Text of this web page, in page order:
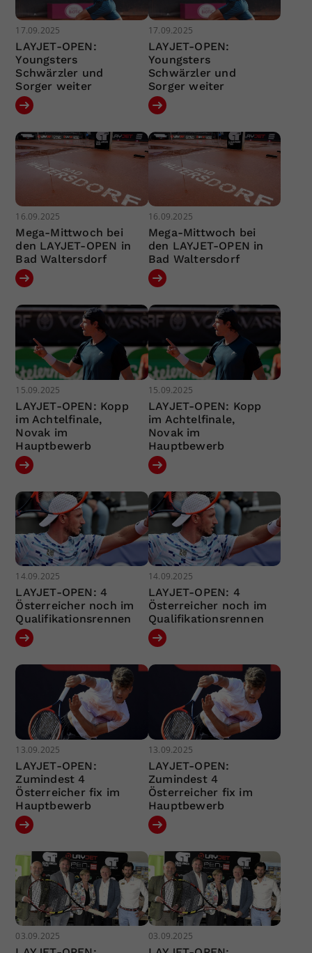
17.09.2025
LAYJET-OPEN:
Youngsters
Schwärzler und
Sorger weiter
17.09.2025
LAYJET-OPEN:
Youngsters
Schwärzler und
Sorger weiter
16.09.2025
Mega-Mittwoch bei
den LAYJET-OPEN in
Bad Waltersdorf
16.09.2025
Mega-Mittwoch bei
den LAYJET-OPEN in
Bad Waltersdorf
15.09.2025
LAYJET-OPEN: Kopp
im Achtelfinale,
Novak im
Hauptbewerb
15.09.2025
LAYJET-OPEN: Kopp
im Achtelfinale,
Novak im
Hauptbewerb
14.09.2025
LAYJET-OPEN: 4
Österreicher noch im
Qualifikationsrennen
14.09.2025
LAYJET-OPEN: 4
Österreicher noch im
Qualifikationsrennen
13.09.2025
LAYJET-OPEN:
Zumindest 4
Österreicher fix im
Hauptbewerb
13.09.2025
LAYJET-OPEN:
Zumindest 4
Österreicher fix im
Hauptbewerb
03.09.2025 03.09.2025